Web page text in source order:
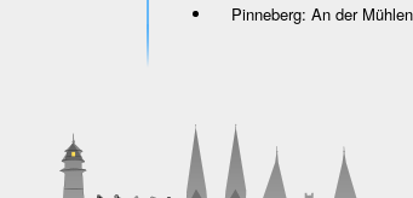
Pinneberg: An der